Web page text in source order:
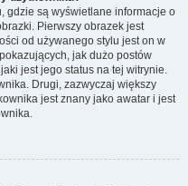
gdzie są wyświetlane informacje o
Pierwszy obrazek jest
od używanego stylu jest on w
jak dużo postów
jest jego status na tej witrynie.
Drugi, zazwyczaj większy
jest znany jako awatar i jest